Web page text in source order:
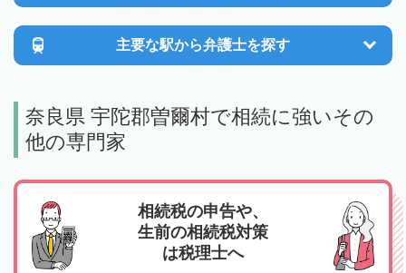
主要な駅から弁護士を探す
奈良県 宇陀郡曽爾村で相続に強いその
他の専門家
相続税の申告や、
生前の相続税対策
は税理士へ